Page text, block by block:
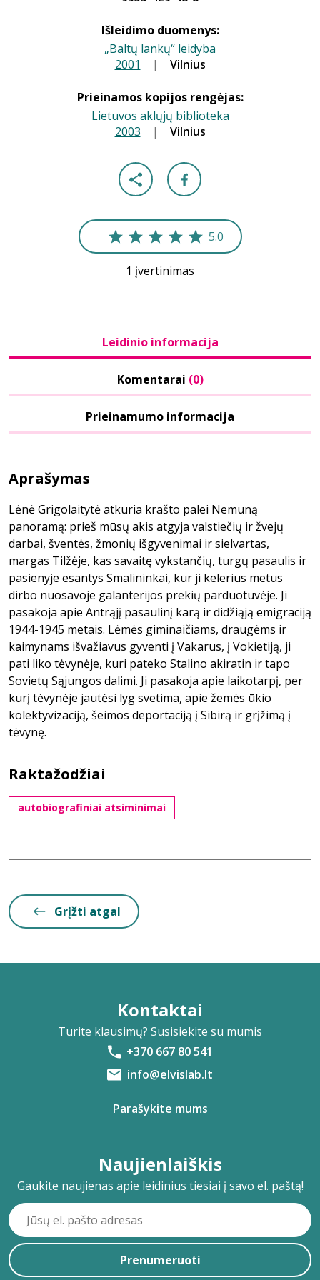
Išleidimo duomenys:
„Baltų lankų“ leidyba
2001 | Vilnius
Prieinamos kopijos rengėjas:
Lietuvos aklųjų biblioteka
2003 | Vilnius
5.0
1 įvertinimas
Leidinio informacija
Komentarai (0)
Prieinamumo informacija
Aprašymas
Lėnė Grigolaitytė atkuria krašto palei Nemuną
panoramą: prieš mūsų akis atgyja valstiečių ir žvejų
darbai, šventės, žmonių išgyvenimai ir sielvartas,
margas Tilžėje, kas savaitę vykstančių, turgų pasaulis ir
pasienyje esantys Smalininkai, kur ji kelerius metus
dirbo nuosavoje galanterijos prekių parduotuvėje. Ji
pasakoja apie Antrąjį pasaulinį karą ir didžiąją emigraciją
1944-1945 metais. Lėmės giminaičiams, draugėms ir
kaimynams išvažiavus gyventi į Vakarus, į Vokietiją, ji
pati liko tėvynėje, kuri pateko Stalino akiratin ir tapo
Sovietų Sąjungos dalimi. Ji pasakoja apie laikotarpį, per
kurį tėvynėje jautėsi lyg svetima, apie žemės ūkio
kolektyvizaciją, šeimos deportaciją į Sibirą ir grįžimą į
tėvynę.
Raktažodžiai
autobiografiniai atsiminimai
Grįžti atgal
Kontaktai
Turite klausimų? Susisiekite su mumis
+370 667 80 541
info@elvislab.lt
Parašykite mums
Naujienlaiškis
Gaukite naujienas apie leidinius tiesiai į savo el. paštą!
Prenumeruoti